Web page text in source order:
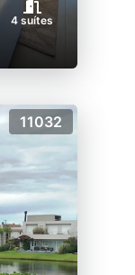
4 suítes
11032